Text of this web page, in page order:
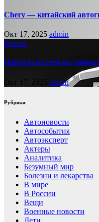
Chery — китайский
Окт 17, 2025 admin
Разное
Награда из стекла:
Окт 17, 2025 admin
Рубрики
Автоновости
Автособытия
Автоэксперт
Актеры
Аналитика
Безумный мир
Болезни и лекарства
В мире
В России
Вещи
Военные новости
Дети